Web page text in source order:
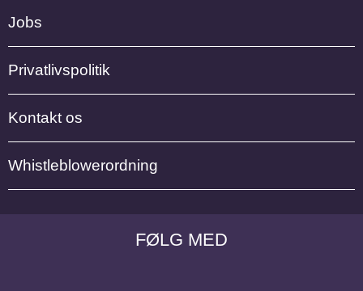
FØLG MED
Jobs
Privatlivspolitik
Kontakt os
Whistleblowerordning